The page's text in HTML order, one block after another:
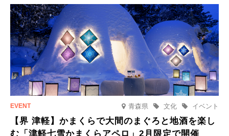
けます。
青森県 イベント
文化
【界 津軽】かまくらで大間のまぐろと地酒を楽し
む「津軽七雪かまくらアペロ」2月限定で開催